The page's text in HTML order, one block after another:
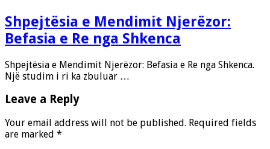
Shpejtësia e Mendimit Njerëzor:
Befasia e Re nga Shkenca
Shpejtësia e Mendimit Njerëzor: Befasia e Re nga Shkenca.
Një studim i ri ka zbuluar …
Leave a Reply
Your email address will not be published. Required fields
are marked *